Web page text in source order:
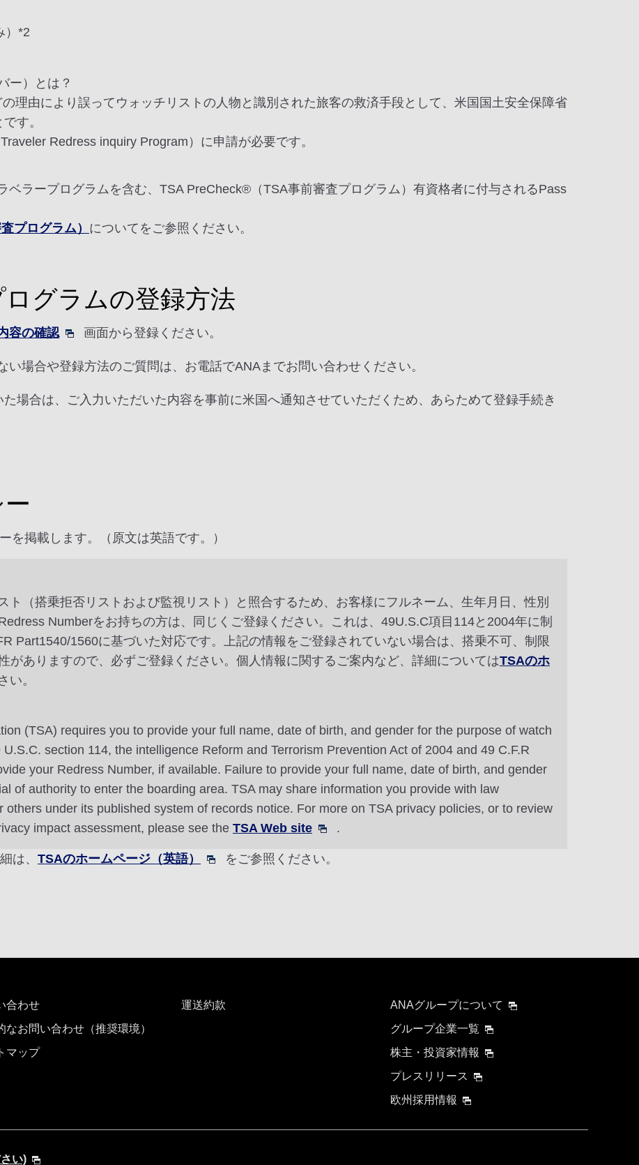
）*2
ー）とは？
理由により誤ってウォッチリストの人物と識別された旅客の救済手段として、米国国土安全保障省
す。
Redress inquiry Program）に申請が必要です。
ベラープログラムを含む、TSA PreCheck®（TSA事前審査プログラム）有資格者に付与されるPass
プログラム） についてをご参照ください。
グラムの登録方法
容の確認 画面から登録ください。
場合や登録方法のご質問は、お電話でANAまでお問い合わせください。
場合は、ご入力いただいた内容を事前に米国へ通知させていただくため、あらためて登録手続き
を掲載します。（原文は英語です。）
ト（搭乗拒否リストおよび監視リスト）と照合するため、お客様にフルネーム、生年月日、性別
Numberをお持ちの方は、同じくご登録ください。これは、49U.S.C項目114と2004年に制
Part1540/1560に基づいた対応です。上記の情報をご登録されていない場合は、搭乗不可、制限
がありますので、必ずご登録ください。個人情報に関するご案内など、詳細についてはTSAのホ
い。
(TSA) requires you to provide your full name, date of birth, and gender for the purpose of watch
section 114, the intelligence Reform and Terrorism Prevention Act of 2004 and 49 C.F.R
your Redress Number, if available. Failure to provide your full name, date of birth, and gender
of authority to enter the boarding area. TSA may share information you provide with law
under its published system of records notice. For more on TSA privacy policies, or to review
impact assessment, please see the TSA Web site .
は、 TSAのホームページ（英語） をご参照ください。
合わせ
なお問い合わせ（推奨環境）
マップ
運送約款
ANAグループについて
グループ企業一覧
株主・投資家情報
プレスリリース
欧州採用情報
い)